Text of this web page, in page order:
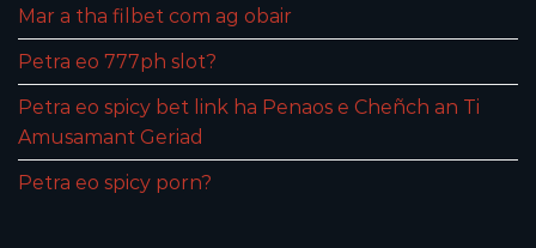
Mar a tha filbet com ag obair
Petra eo 777ph slot?
Petra eo spicy bet link ha Penaos e Cheñch an Ti
Amusamant Geriad
Petra eo spicy porn?